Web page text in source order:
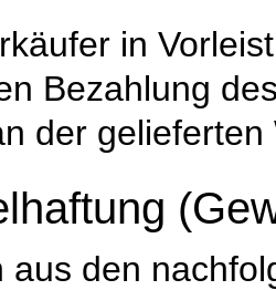
in
Bezahlung
der gelieferten
aus den